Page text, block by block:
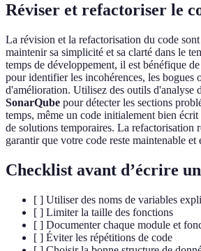
Réviser et refactoriser le
La révision et la refactorisation du code
maintenir sa simplicité et sa clarté dans le
temps de développement, il est bénéfique
pour identifier les incohérences, les bogues
d'amélioration. Utilisez des outils d'analyse
SonarQube pour détecter les sections
temps, même un code initialement bien
de solutions temporaires. La refactorisation
garantir que votre code reste maintenable et
Checklist avant d’écrire
[ ] Utiliser des noms de variables
[ ] Limiter la taille des fonctions
[ ] Documenter chaque module et
[ ] Éviter les répétitions de code